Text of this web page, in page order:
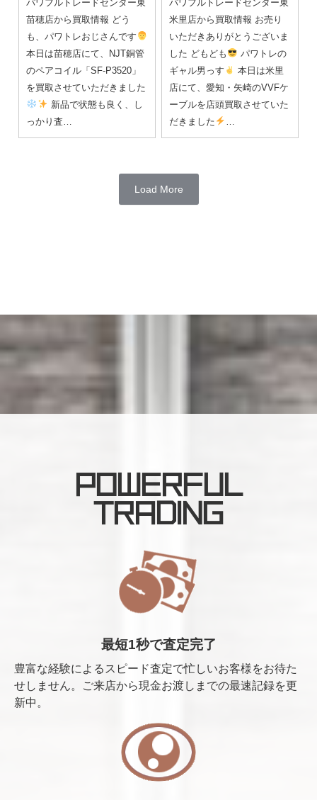
パワフルトレードセンター東
苗穂店から買取情報 どう
も、パワトレおじさんです
本日は苗穂店にて、NJT銅管
のペアコイル「SF-P3520」
を買取させていただきました
新品で状態も良く、し
っかり査…
パワフルトレードセンター東
米里店から買取情報 お売り
いただきありがとうございま
した どもども
パワトレの
ギャル男っす
本日は米里
店にて、愛知・矢崎のVVFケ
ーブルを店頭買取させていた
だきました
…
Load More
POWERFUL
TRADING
最短1秒で査定完了
豊富な経験によるスピード査定で忙しいお客様をお待た
せしません。ご来店から現金お渡しまでの最速記録を更
新中。